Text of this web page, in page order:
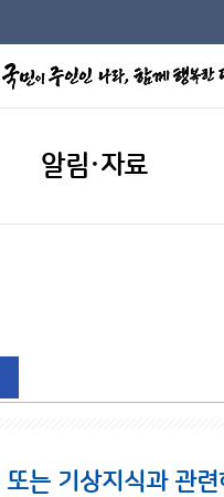
알림·자료
는 기상지식과 관